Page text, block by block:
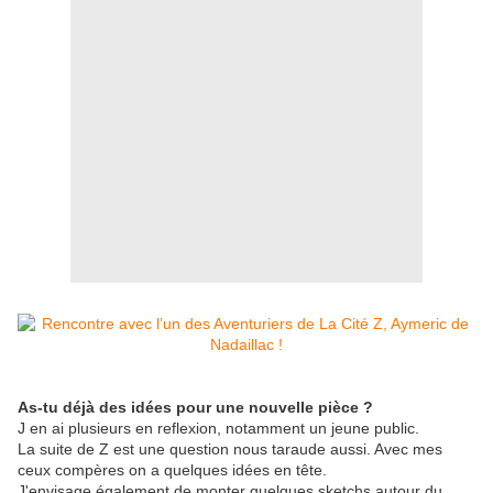
As-tu déjà des idées pour une nouvelle pièce ?
J en ai plusieurs en reflexion, notamment un jeune public.
La suite de Z est une question nous taraude aussi. Avec mes
ceux compères on a quelques idées en tête.